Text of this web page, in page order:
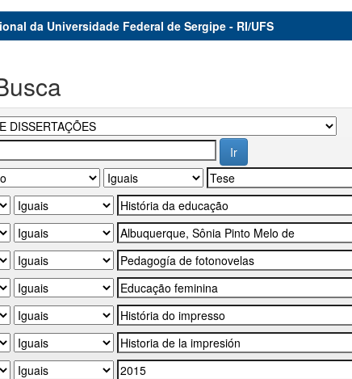
da Universidade Federal de Sergipe - RI/UFS